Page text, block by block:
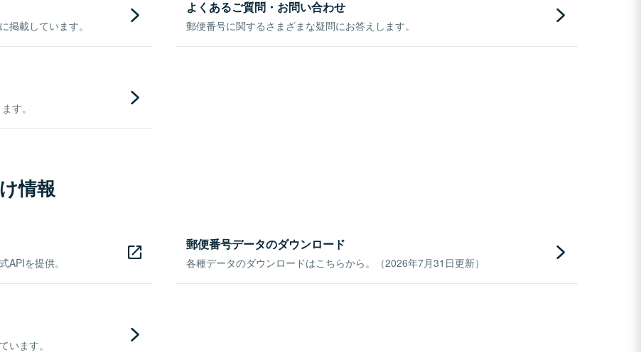
掲載しています。
よくあるご質問・お問い合わせ
郵便番号に関するさまざまな疑問にお答えします。
す。
情報
APIを提供。
郵便番号データのダウンロード
各種データのダウンロードはこちらから。（2026年7月31日更新）
います。